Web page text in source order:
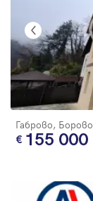
Габрово, Борово
155 000